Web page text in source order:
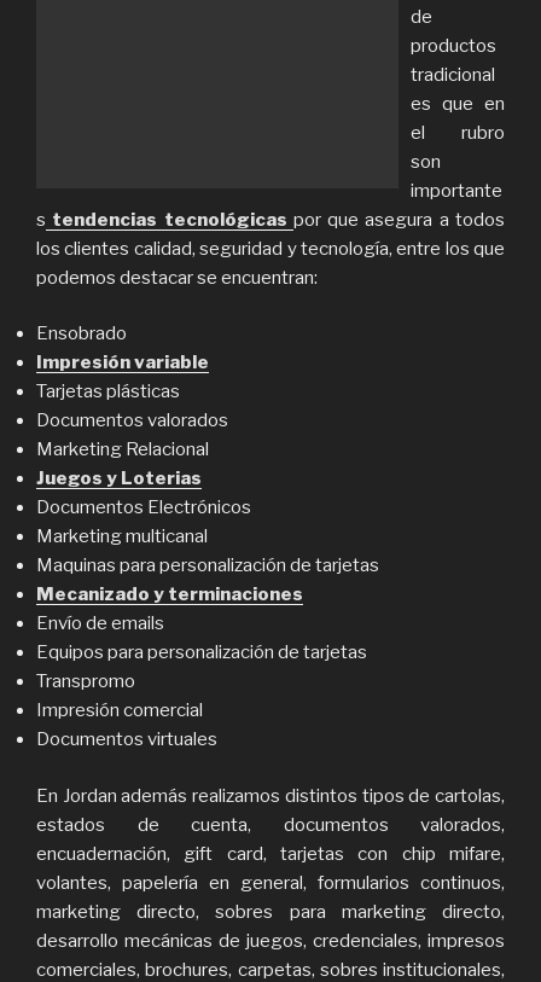
de
productos
tradicional
es que en
el rubro
son
importante
s tendencias tecnológicas por que asegura a todos
los clientes calidad, seguridad y tecnología, entre los que
podemos destacar se encuentran:
Ensobrado
Impresión variable
Tarjetas plásticas
Documentos valorados
Marketing Relacional
Juegos y Loterias
Documentos Electrónicos
Marketing multicanal
Maquinas para personalización de tarjetas
Mecanizado y terminaciones
Envío de emails
Equipos para personalización de tarjetas
Transpromo
Impresión comercial
Documentos virtuales
En Jordan además realizamos distintos tipos de cartolas,
estados de cuenta, documentos valorados,
encuadernación, gift card, tarjetas con chip mifare,
volantes, papelería en general, formularios continuos,
marketing directo, sobres para marketing directo,
desarrollo mecánicas de juegos, credenciales, impresos
comerciales, brochures, carpetas, sobres institucionales,